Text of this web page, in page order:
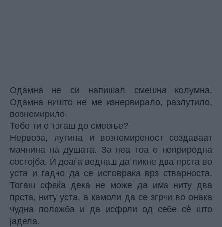
Одамна не си напишал смешна колумна.
Одамна ништо не ме изнервирало, разлутило,
вознемирило.
Тебе ти е тогаш до смеење?
Нервоза, лутина и вознемиреност создаваат
мачнина на душата. За неа тоа е неприродна
состојба. Ѝ доаѓа веднаш да пикне два прста во
уста и гадно да се исповраќа врз стварноста.
Тогаш сфаќа дека не може да има ниту два
прста, ниту уста, а камоли да се згрчи во онака
чудна положба и да исфрли од себе сè што
јадела.